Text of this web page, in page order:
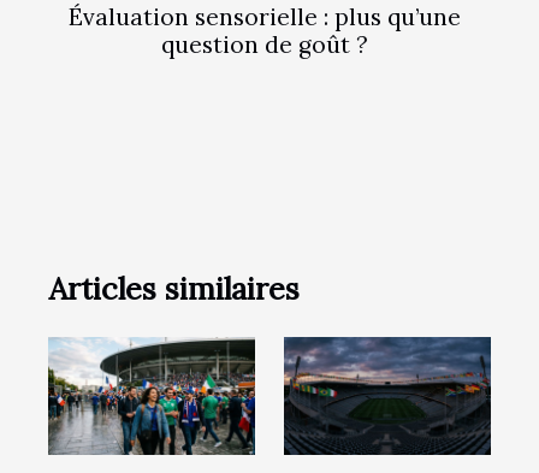
Évaluation sensorielle : plus qu’une
question de goût ?
Articles similaires